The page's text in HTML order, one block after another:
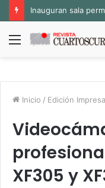
Menú
Inicio / Edición Impresa
XF305 y